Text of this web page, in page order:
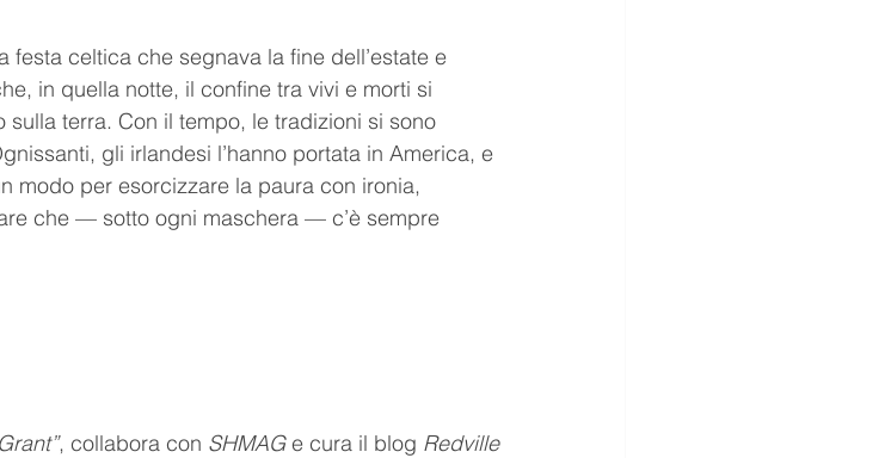
festa celtica che segnava la fine dell’estate e
in quella notte, il confine tra vivi e morti si
terra. Con il tempo, le tradizioni si sono
gli irlandesi l’hanno portata in America, e
modo per esorcizzare la paura con ironia,
che — sotto ogni maschera — c’è sempre
, collabora con SHMAG e cura il blog Redville